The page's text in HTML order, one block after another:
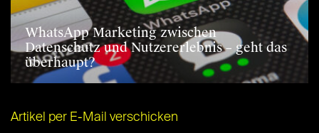
WhatsApp Marketing zwischen
Datenschutz und Nutzererlebnis – geht das
überhaupt?
Artikel per E-Mail verschicken